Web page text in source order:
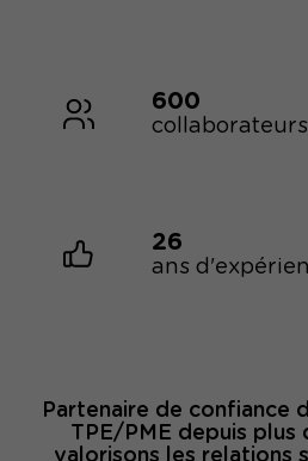
600
collaborateurs
26
ans
Partenaire de confiance
TPE/PME depuis plus
valorisons les relations